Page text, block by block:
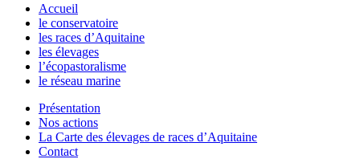
Accueil
le conservatoire
les races d’Aquitaine
les élevages
l’écopastoralisme
le réseau marine
Présentation
Nos actions
La Carte des élevages de races d’Aquitaine
Contact